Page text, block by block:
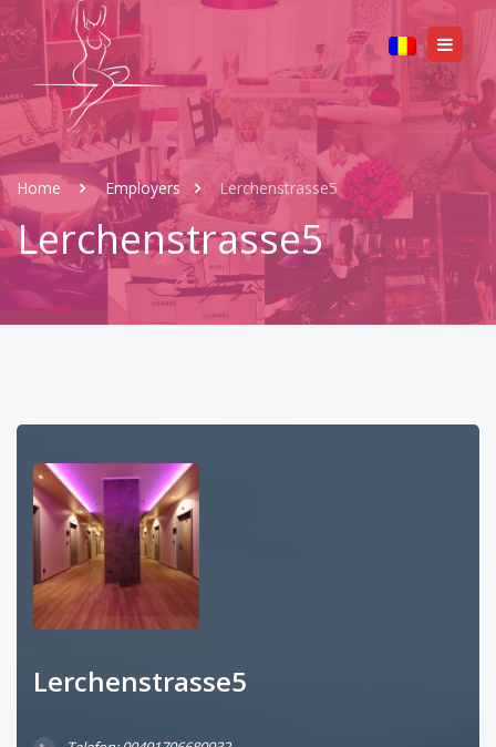
Home Employers Lerchenstrasse5
Lerchenstrasse5
Lerchenstrasse5